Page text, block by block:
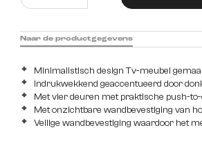
Minimalistisch design Tv-meubel
Indrukwekkend geaccentueerd door
Met vier deuren met praktische push-
Met onzichtbare wandbevestiging van
Veilige wandbevestiging waardoor het
Naar de productgegevens